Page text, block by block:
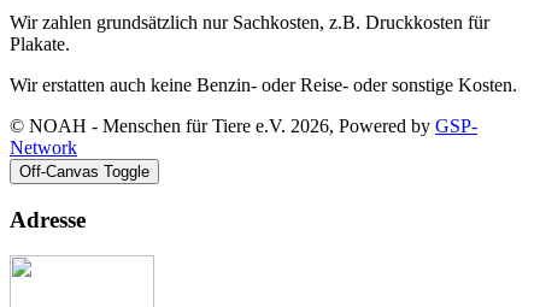
Wir zahlen grundsätzlich nur Sachkosten, z.B. Druckkosten für
Plakate.
Wir erstatten auch keine Benzin- oder Reise- oder sonstige Kosten.
© NOAH - Menschen für Tiere e.V. 2026, Powered by GSP-
Network
Off-Canvas Toggle
Adresse